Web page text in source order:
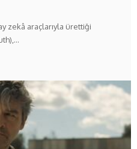
zekâ araçlarıyla ürettiği